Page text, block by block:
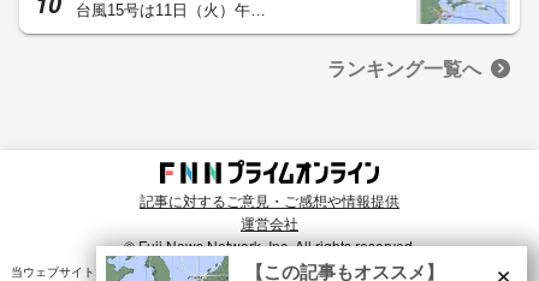
台風15号は11日（火）午…
ランキング一覧へ
記事に対するご意見・ご感想や情報提供
運営会社
© Fuji News Network, Inc. All rights reserved.
当ウェブサイトでは、ユーザのニーズ・興味・関⼼に合致したコンテンツや広告配信を提供する
×
【この記事もオススメ】